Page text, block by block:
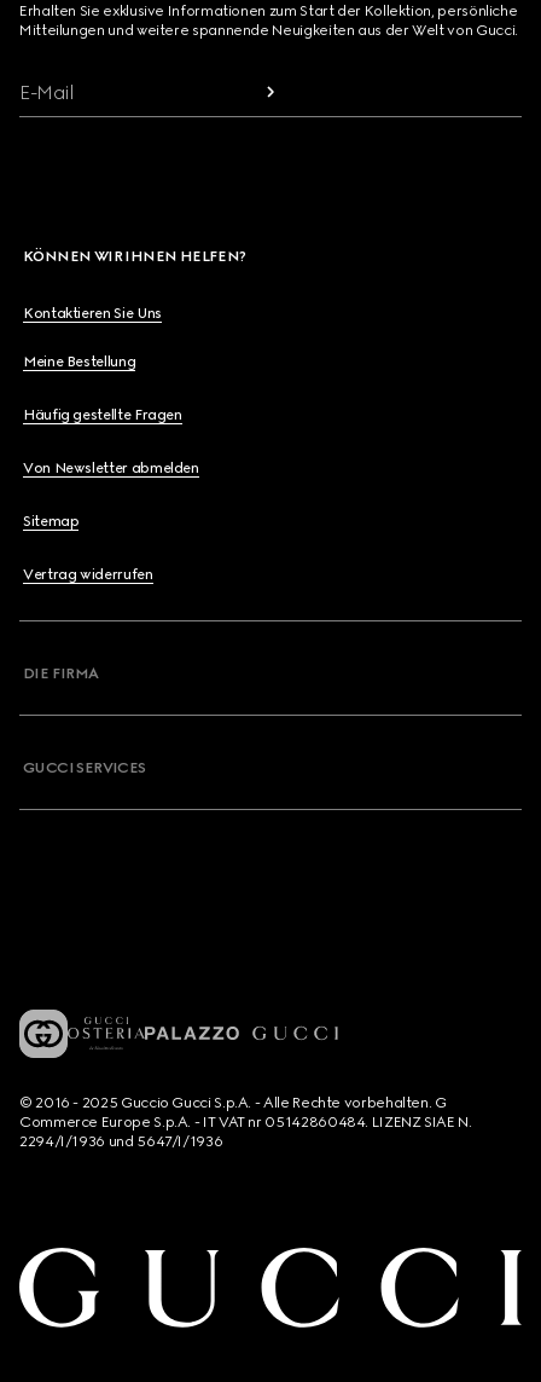
Erhalten Sie exklusive Informationen zum Start der Kollektion, persönliche
Mitteilungen und weitere spannende Neuigkeiten aus der Welt von Gucci.
E-Mail
KÖNNEN WIR IHNEN HELFEN?
Kontaktieren Sie Uns
Meine Bestellung
Häufig gestellte Fragen
Von Newsletter abmelden
Sitemap
Vertrag widerrufen
DIE FIRMA
GUCCI SERVICES
© 2016 - 2025 Guccio Gucci S.p.A. - Alle Rechte vorbehalten. G
Commerce Europe S.p.A. - IT VAT nr 05142860484. LIZENZ SIAE N.
2294/I/1936 und 5647/I/1936